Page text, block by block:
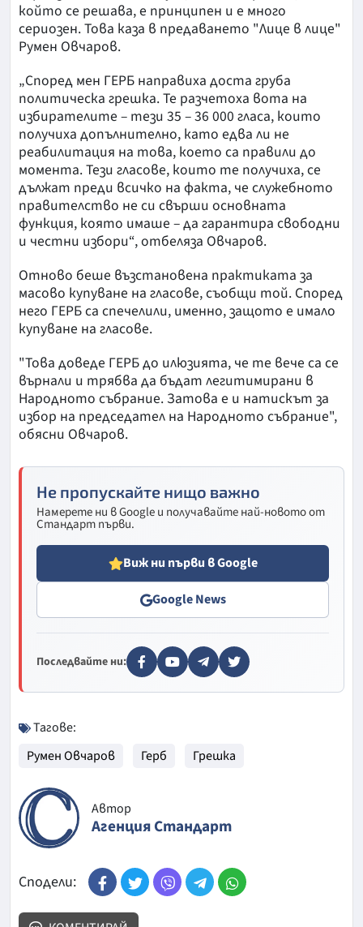
който се решава, е принципен и е много
сериозен. Това каза в предаването "Лице в лице"
Румен Овчаров.
„Според мен ГЕРБ направиха доста груба
политическа грешка. Те разчетоха вота на
избирателите – тези 35 – 36 000 гласа, които
получиха допълнително, като едва ли не
реабилитация на това, което са правили до
момента. Тези гласове, които те получиха, се
дължат преди всичко на факта, че служебното
правителство не си свърши основната
функция, която имаше – да гарантира свободни
и честни избори“, отбеляза Овчаров.
Отново беше възстановена практиката за
масово купуване на гласове, съобщи той. Според
него ГЕРБ са спечелили, именно, защото е имало
купуване на гласове.
"Това доведе ГЕРБ до илюзията, че те вече са се
върнали и трябва да бъдат легитимирани в
Народното събрание. Затова е и натискът за
избор на председател на Народното събрание",
обясни Овчаров.
Не пропускайте нищо важно
Намерете ни в Google и получавайте най-новото от
Стандарт първи.
Виж ни първи в Google
Google News
Последвайте ни:
Тагове:
Румен Овчаров
Герб Грешка
Автор
Агенция Стандарт
Сподели: